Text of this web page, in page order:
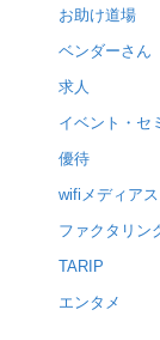
お助け道場
ベンダーさん
求人
イベント・セ
優待
wifiメディア
ファクタリン
TARIP
エンタメ